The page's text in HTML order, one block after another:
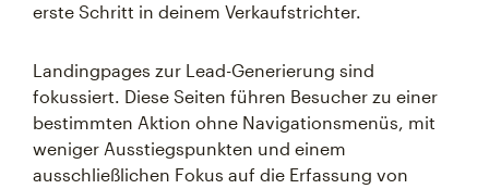
erste Schritt in deinem Verkaufstrichter.
Landingpages zur Lead-Generierung sind
fokussiert. Diese Seiten führen Besucher zu einer
bestimmten Aktion ohne Navigationsmenüs, mit
weniger Ausstiegspunkten und einem
ausschließlichen Fokus auf die Erfassung von